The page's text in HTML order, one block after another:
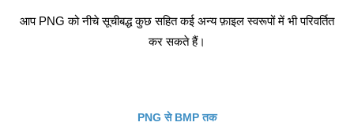
आप PNG को नीचे सूचीबद्ध कुछ सहित कई अन्य फ़ाइल स्वरूपों में भी परिवर्तित
कर सकते हैं।
PNG से BMP तक